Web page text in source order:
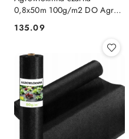
0,8x50m 100g/m2 DO Agro
antychwast
Cena:
135.09